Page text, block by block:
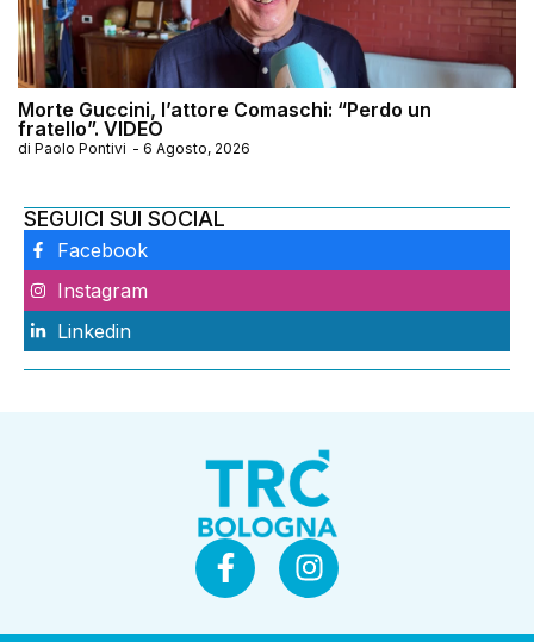
Morte Guccini, l’attore Comaschi: “Perdo un
fratello”. VIDEO
di Paolo Pontivi - 6 Agosto, 2026
SEGUICI SUI SOCIAL
Facebook
Instagram
Linkedin